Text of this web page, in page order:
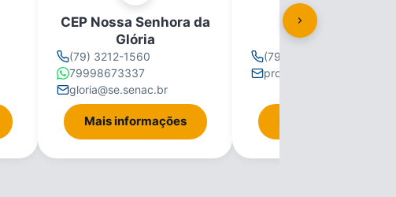
CEP Nossa Senhora da
Glória
(79) 3212-1560
79998673337
gloria@se.senac.br
Mais informações
CEP Propriá
(79) 3212-1560
propria@se.senac.br